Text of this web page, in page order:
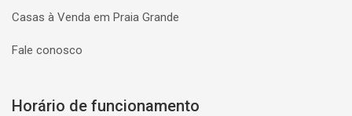
Casas à Venda em Praia Grande
Fale conosco
Horário de funcionamento